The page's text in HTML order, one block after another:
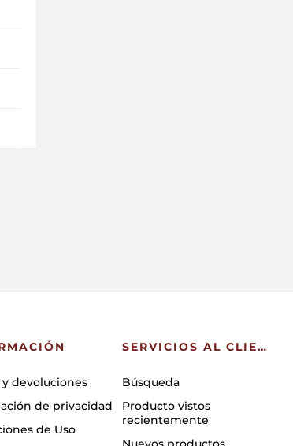
y devoluciones
de privacidad
de Uso
SERVICIOS AL CLIENTE
Búsqueda
Producto vistos
recientemente